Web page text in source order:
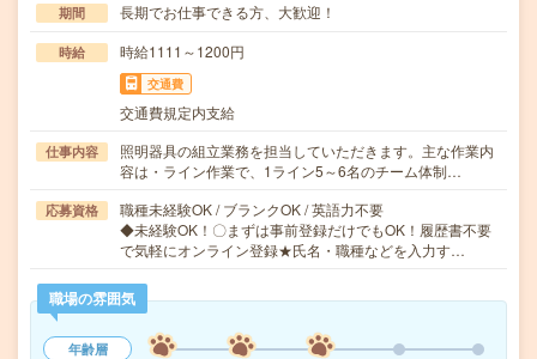
期間 長期でお仕事できる方、大歓迎！
時給 時給1111～1200円
交通費
交通費規定内支給
仕事内容
照明器具の組立業務を担当していただきます。主な作業内
容は・ライン作業で、1ライン5～6名のチーム体制…
応募資格
職種未経験OK / ブランクOK / 英語力不要
◆未経験OK！〇まずは事前登録だけでもOK！履歴書不要
で気軽にオンライン登録★氏名・職種などを入力す…
職場の雰囲気
年齢層